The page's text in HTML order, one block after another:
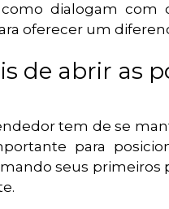
dialogam com
oferecer um
de abrir as
tem de se
para
seus primeiros